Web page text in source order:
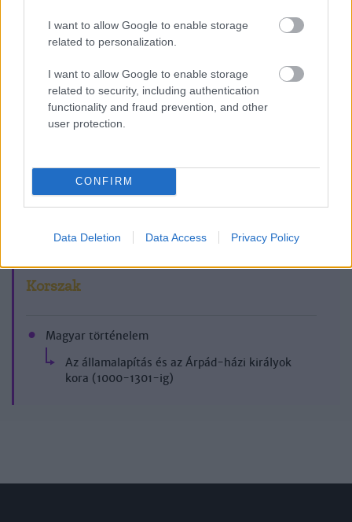
I want to allow Google to enable storage
related to personalization.
I want to allow Google to enable storage
related to security, including authentication
functionality and fraud prevention, and other
user protection.
CONFIRM
Data Deletion Data Access Privacy Policy
Lapszám
2019/9-10.
Korszak
Magyar történelem
Az államalapítás és az Árpád-házi királyok
kora (1000-1301-ig)